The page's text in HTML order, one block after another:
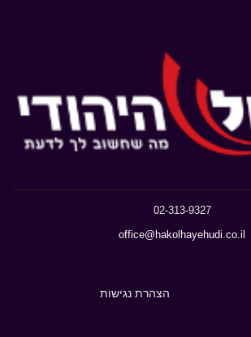
02-313-9327
office@hakolhayehudi.co.il
הצהרת נגישות